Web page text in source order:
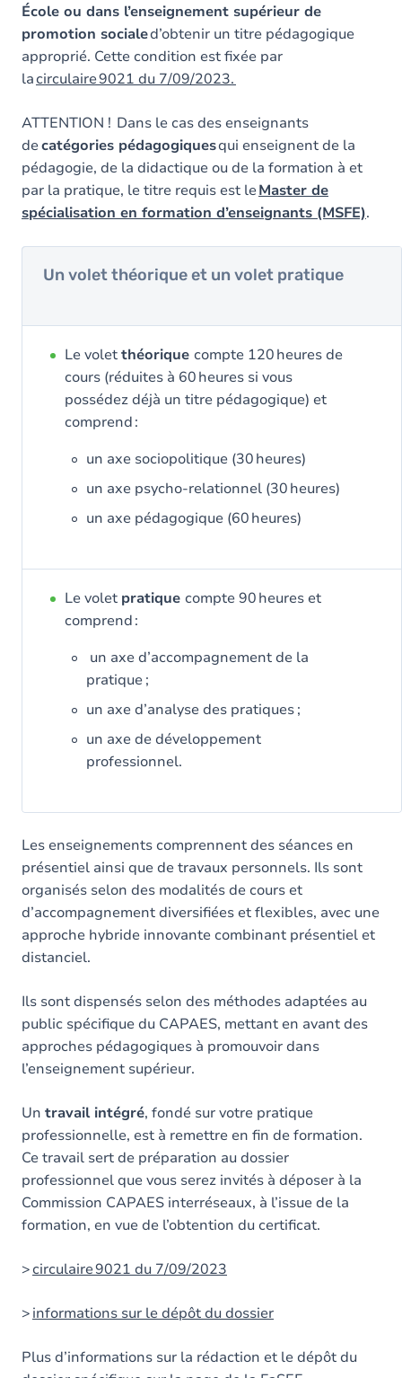
École ou dans l’enseignement supérieur de
promotion socialed’obtenir un titre pédagogique
approprié. Cette condition est fixée par
lacirculaire 9021 du 7/09/2023.
ATTENTION ! Dans le cas des enseignants
decatégories pédagogiquesqui enseignent de la
pédagogie, de la didactique ou de la formation à et
par la pratique, le titre requis est leMaster de
spécialisation en formation d’enseignants (MSFE).
Un volet théorique et un volet pratique
Le voletthéorique compte 120 heures de
cours (réduites à 60 heures si vous
possédez déjà un titre pédagogique) et
comprend :
un axe sociopolitique (30 heures)
un axe psycho-relationnel (30 heures)
un axe pédagogique (60 heures)
Le volet pratique compte 90 heures et
comprend :
un axe d’accompagnement de la
pratique ;
un axe d’analyse des pratiques ;
un axe de développement
professionnel.
Les enseignements comprennent des séances en
présentiel ainsi que de travaux personnels. Ils sont
organisés selon des modalités de cours et
d’accompagnement diversifiées et flexibles, avec une
approche hybride innovante combinant présentiel et
distanciel.
Ils sont dispensés selon des méthodes adaptées au
public spécifique du CAPAES, mettant en avant des
approches pédagogiques à promouvoir dans
l’enseignement supérieur.
Un travail intégré, fondé sur votre pratique
professionnelle, est à remettre en fin de formation.
Ce travail sert de préparation au dossier
professionnel que vous serez invités à déposer à la
Commission CAPAES interréseaux, à l’issue de la
formation, en vue de l’obtention du certificat.
>circulaire 9021 du 7/09/2023
>informations sur le dépôt du dossier
Plus d’informations sur la rédaction et le dépôt du